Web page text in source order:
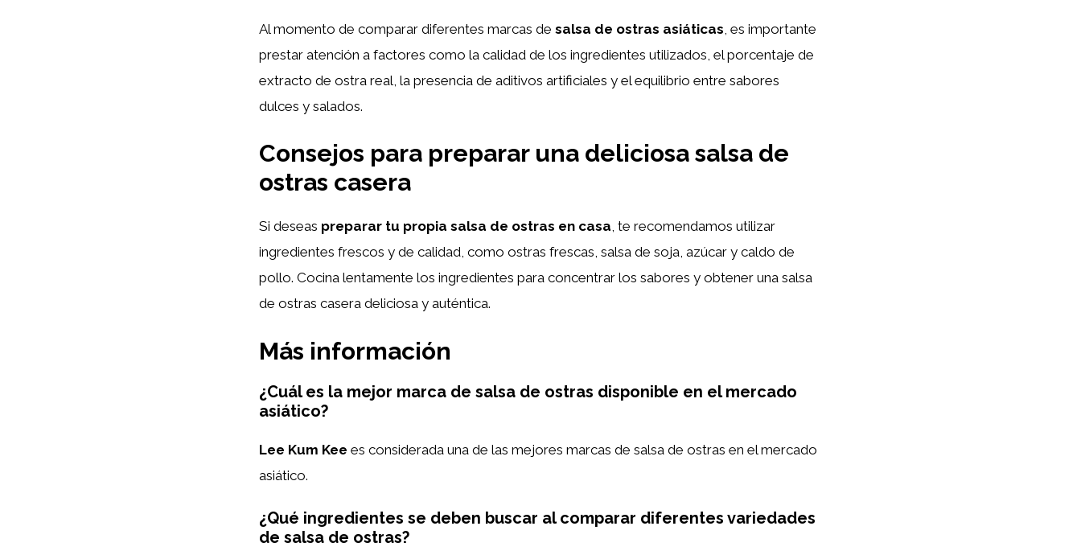
Al momento de comparar diferentes marcas de salsa de ostras asiáticas , es importante
prestar atención a factores como la calidad de los ingredientes utilizados, el porcentaje de
extracto de ostra real, la presencia de aditivos artificiales y el equilibrio entre sabores
dulces y salados.
Consejos para preparar una deliciosa salsa de
ostras casera
Si deseas preparar tu propia salsa de ostras en casa, te recomendamos utilizar
ingredientes frescos y de calidad, como ostras frescas, salsa de soja, azúcar y caldo de
pollo. Cocina lentamente los ingredientes para concentrar los sabores y obtener una salsa
de ostras casera deliciosa y auténtica.
Más información
¿Cuál es la mejor marca de salsa de ostras disponible en el mercado
asiático?
Lee Kum Kee es considerada una de las mejores marcas de salsa de ostras en el mercado
asiático.
¿Qué ingredientes se deben buscar al comparar diferentes variedades
de salsa de ostras?